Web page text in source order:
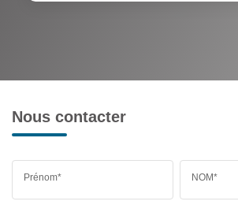
Nous contacter
Prénom* NOM*